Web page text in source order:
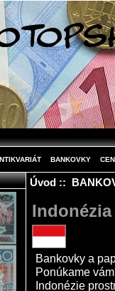
BANKOVKY
Úvod::
Indonézia
Bankovky a
Ponúkame
Indonézie